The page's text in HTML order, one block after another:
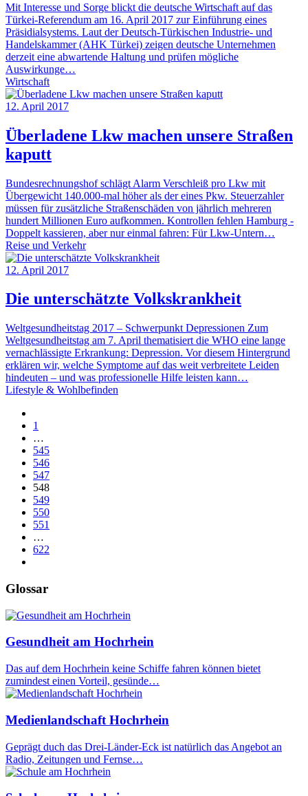
Mit Interesse und Sorge blickt die deutsche Wirtschaft auf das
Türkei-Referendum am 16. April 2017 zur Einführung eines
Präsidialsystems. Laut der Deutsch-Türkischen Industrie- und
Handelskammer (AHK Türkei) zeigen deutsche Unternehmen
derzeit eine abwartende Haltung und prüfen mögliche
Auswirkunge…
Wirtschaft
12. April 2017
Überladene Lkw machen unsere Straßen
kaputt
Bundesrechnungshof schlägt Alarm Verschleiß pro Lkw mit
Übergewicht 140.000-mal höher als der eines Pkw. Steuerzahler
müssen für zusätzliche Straßenschäden von jährlich mehreren
hundert Millionen Euro aufkommen. Kontrollen fehlen Hamburg -
Doppelt kassieren, aber nur einmal fahren: Für Lkw-Untern…
Reise und Verkehr
12. April 2017
Die unterschätzte Volkskrankheit
Weltgesundheitstag 2017 – Schwerpunkt Depressionen Zum
Weltgesundheitstag am 7. April thematisiert die WHO eine lange
vernachlässigte Erkrankung: Depression. Vor diesem Hintergrund
erklären wir, welche Symptome auf das weit verbreitete Leiden
hindeuten – und was professionelle Hilfe leisten kann…
Lifestyle & Wohlbefinden
1
…
545
546
547
548
549
550
551
…
622
Glossar
Gesundheit am Hochrhein
Das auf dem Hochrhein keine Schiffe fahren können bietet
zumindest einen Vorteil, gesünde…
Medienlandschaft Hochrhein
Geprägt duch das Drei-Länder-Eck ist natürlich das Angebot an
Radio, Zeitungen und Fernse…